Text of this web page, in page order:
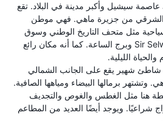
عاصمة سيشيل وأكبر مدينة في البلاد. تقع
الشرقي من جزيرة ماهي. فهي موطن
مثل متحف التاريخ الوطني وسوق
Sir Selwyn Selwyn-Clarke وبرج الساعة. كما أنه مكان رائع
الليلية.
شاطئ شهير يقع على الجانب الشمالي
وتشتهر برمالها البيضاء ومياهها الصافية.
هنا مثل الغطس والغوص والتجديف
شراعيًا. ويوجد أيضًا العديد من المطاعم